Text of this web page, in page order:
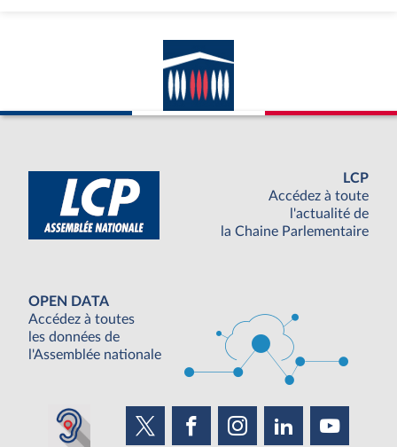
LCP
Accédez à toute
l'actualité de
la Chaine Parlementaire
OPEN DATA
Accédez à toutes
les données de
l'Assemblée nationale